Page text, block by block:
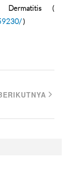
Dermatitis (
)